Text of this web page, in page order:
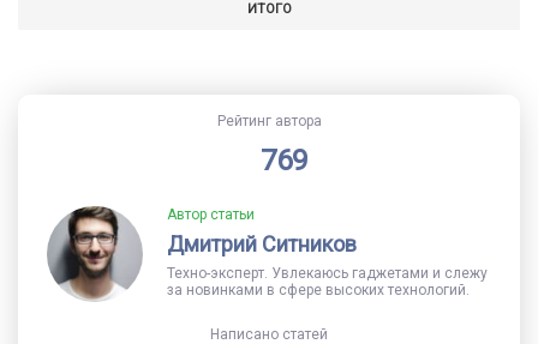
ИТОГО
Рейтинг автора
769
Автор статьи
Дмитрий Ситников
Техно-эксперт. Увлекаюсь гаджетами и слежу
за новинками в сфере высоких технологий.
Написано статей